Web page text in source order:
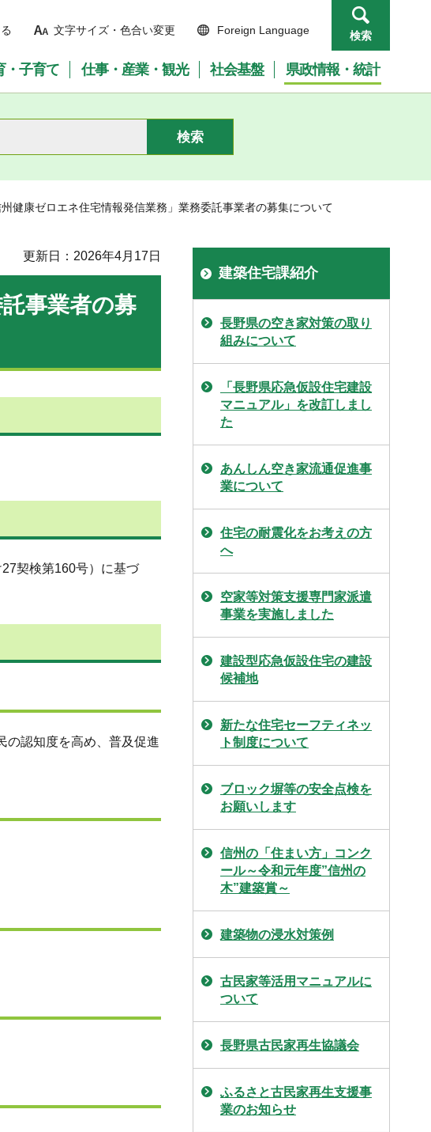
文字サイズ・色合い変更 Foreign Language 検索
・子育て 仕事・産業・観光 社会基盤 県政情報・統計
健康ゼロエネ住宅情報発信業務」業務委託事業者の募集について
更新日：2026年4月17日
事業者の募
契検第160号）に基づ
の認知度を高め、普及促進
建築住宅課紹介
長野県の空き家対策の取り
組みについて
「長野県応急仮設住宅建設
マニュアル」を改訂しまし
た
あんしん空き家流通促進事
業について
住宅の耐震化をお考えの方
へ
空家等対策支援専門家派遣
事業を実施しました
建設型応急仮設住宅の建設
候補地
新たな住宅セーフティネッ
ト制度について
ブロック塀等の安全点検を
お願いします
信州の「住まい方」コンク
ール～令和元年度”信州の
木”建築賞～
建築物の浸水対策例
古民家等活用マニュアルに
ついて
長野県古民家再生協議会
ふるさと古民家再生支援事
業のお知らせ